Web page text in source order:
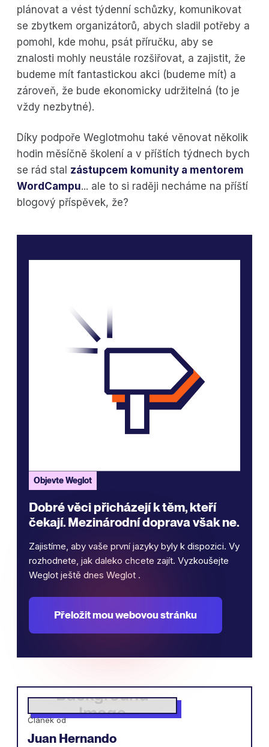
plánovat a vést týdenní schůzky, komunikovat
se zbytkem organizátorů, abych sladil potřeby a
pomohl, kde mohu, psát příručku, aby se
znalosti mohly neustále rozšiřovat, a zajistit, že
budeme mít fantastickou akci (budeme mít) a
zároveň, že bude ekonomicky udržitelná (to je
vždy nezbytné).
Díky podpoře Weglotmohu také věnovat několik
hodin měsíčně školení a v příštích týdnech bych
se rád stal zástupcem komunity a mentorem
WordCampu... ale to si raději necháme na příští
blogový příspěvek, že?
Objevte Weglot
Dobré věci přicházejí k těm, kteří
čekají. Mezinárodní doprava však ne.
Zajistíme, aby vaše první jazyky byly k dispozici. Vy
rozhodnete, jak daleko chcete zajít. Vyzkoušejte
Weglot ještě dnes Weglot .
Přeložit mou webovou stránku
Článek od
Juan Hernando